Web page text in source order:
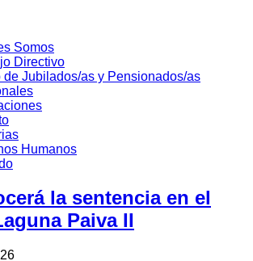
Somos
Directivo
de Jubilados/as y Pensionados/as
Humanos
la sentencia en el
Paiva II